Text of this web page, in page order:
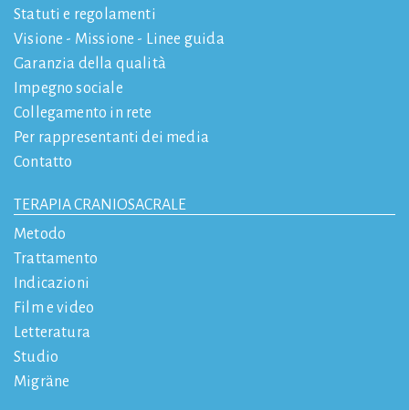
Statuti e regolamenti
Visione - Missione - Linee guida
Garanzia della qualità
Impegno sociale
Collegamento in rete
Per rappresentanti dei media
Contatto
TERAPIA CRANIOSACRALE
Metodo
Trattamento
Indicazioni
Film e video
Letteratura
Studio
Migräne